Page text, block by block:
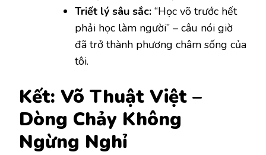
Triết lý sâu sắc: “Học võ trước hết
phải học làm người” – câu nói giờ
đã trở thành phương châm sống của
tôi.
Kết: Võ Thuật Việt –
Dòng Chảy Không
Ngừng Nghỉ